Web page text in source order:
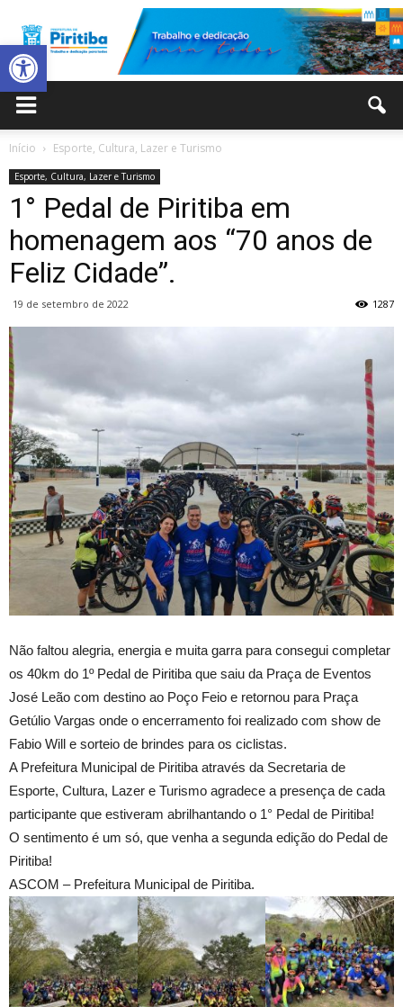
Abrir a barra de ferramentas
Municipal
Início Esporte, Cultura, Lazer e Turismo
Esporte, Cultura, Lazer e Turismo
1° Pedal de Piritiba em
homenagem aos “70 anos de
Feliz Cidade”.
19 de setembro de 2022 1287
Não faltou alegria, energia e muita garra para consegui completar
os 40km do 1º Pedal de Piritiba que saiu da Praça de Eventos
José Leão com destino ao Poço Feio e retornou para Praça
Getúlio Vargas onde o encerramento foi realizado com show de
Fabio Will e sorteio de brindes para os ciclistas.
A Prefeitura Municipal de Piritiba através da Secretaria de
Esporte, Cultura, Lazer e Turismo agradece a presença de cada
participante que estiveram abrilhantando o 1° Pedal de Piritiba!
O sentimento é um só, que venha a segunda edição do Pedal de
Piritiba!
ASCOM – Prefeitura Municipal de Piritiba.